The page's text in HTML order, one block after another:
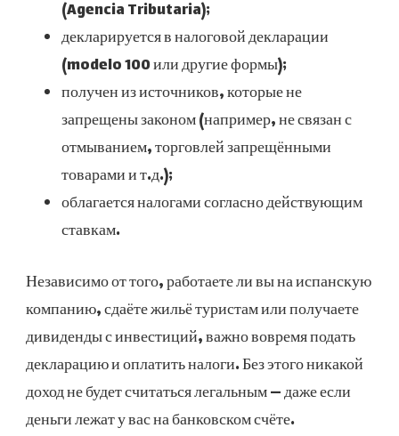
(Agencia Tributaria);
декларируется в налоговой декларации
(modelo 100 или другие формы);
получен из источников, которые не
запрещены законом (например, не связан с
отмыванием, торговлей запрещёнными
товарами и т.д.);
облагается налогами согласно действующим
ставкам.
Независимо от того, работаете ли вы на испанскую
компанию, сдаёте жильё туристам или получаете
дивиденды с инвестиций, важно вовремя подать
декларацию и оплатить налоги. Без этого никакой
доход не будет считаться легальным — даже если
деньги лежат у вас на банковском счёте.